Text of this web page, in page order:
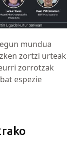
mundua
zortzi urteak
zorrotzak
espezie